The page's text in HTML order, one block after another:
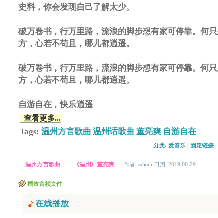
史料，你会发现自己了解太少。
破万卷书，行万里路，流浪的脚步想有家可停靠。何
方，心若不苟且，哪儿都逍遥。
破万卷书，行万里路，流浪的脚步想有家可停靠。何
方，心若不苟且，哪儿都逍遥。
自游自在，快乐逍遥
查看更多...
Tags: 温州方言歌曲 温州话歌曲 董亮爽 自游自在
分类: 爱音乐 固定链接
温州方言歌曲 ——《温州》董亮爽 作者: admin 日期: 2019-08-29
播放音频文件
在线播放